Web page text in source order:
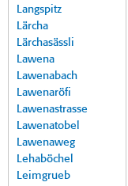
Langspitz
Lärcha
Lärchasässli
Lawena
Lawenabach
Lawenaröfi
Lawenastrasse
Lawenatobel
Lawenaweg
Lehaböchel
Leimgrueb